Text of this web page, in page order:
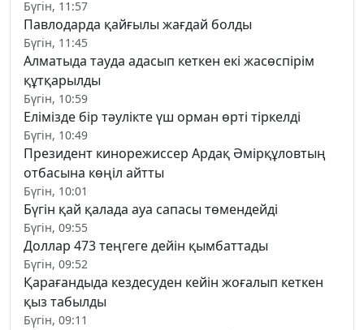
Бүгін, 11:57
Павлодарда қайғылы жағдай болды
Бүгін, 11:45
Алматыда тауда адасып кеткен екі жасөспірім
құтқарылды
Бүгін, 10:59
Елімізде бір тәулікте үш орман өрті тіркелді
Бүгін, 10:49
Президент кинорежиссер Ардақ Әмірқұловтың
отбасына көңіл айтты
Бүгін, 10:01
Бүгін қай қалада ауа сапасы төмендейді
Бүгін, 09:55
Доллар 473 теңгеге дейін қымбаттады
Бүгін, 09:52
Қарағандыда кездесуден кейін жоғалып кеткен
қыз табылды
Бүгін, 09:11